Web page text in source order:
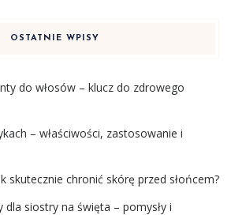
OSTATNIE WPISY
do włosów – klucz do zdrowego
– właściwości, zastosowanie i
skutecznie chronić skórę przed słońcem?
dla siostry na święta – pomysły i